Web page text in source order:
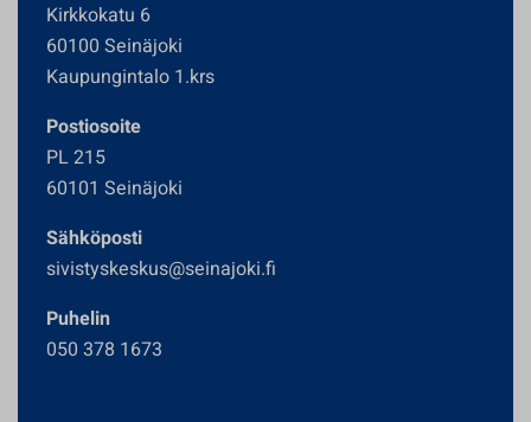
Kirkkokatu 6
60100 Seinäjoki
Kaupungintalo 1.krs
Postiosoite
PL 215
60101 Seinäjoki
Sähköposti
sivistyskeskus@seinajoki.fi
Puhelin
050 378 1673